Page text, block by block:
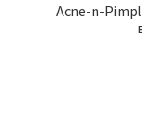
Acne-n-